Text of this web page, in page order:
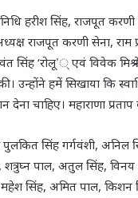
हरीश सिंह, राजपूत
राजपूत करणी सेना, राम
सिंह ‘रोलू’् एवं विवेक
उन्होंने हमें सिखाया कि
देना चाहिए। महाराणा
सिंह गर्गवंशी, अनिल
पाल, अतुल सिंह,
सिंह, अमित पाल, किशन